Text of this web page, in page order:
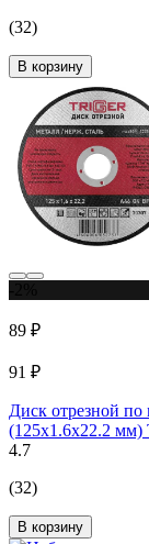
(32)
В корзину
89 ₽
91 ₽
Диск отрезной
(125х1.6х22.2
4.7
(32)
В корзину